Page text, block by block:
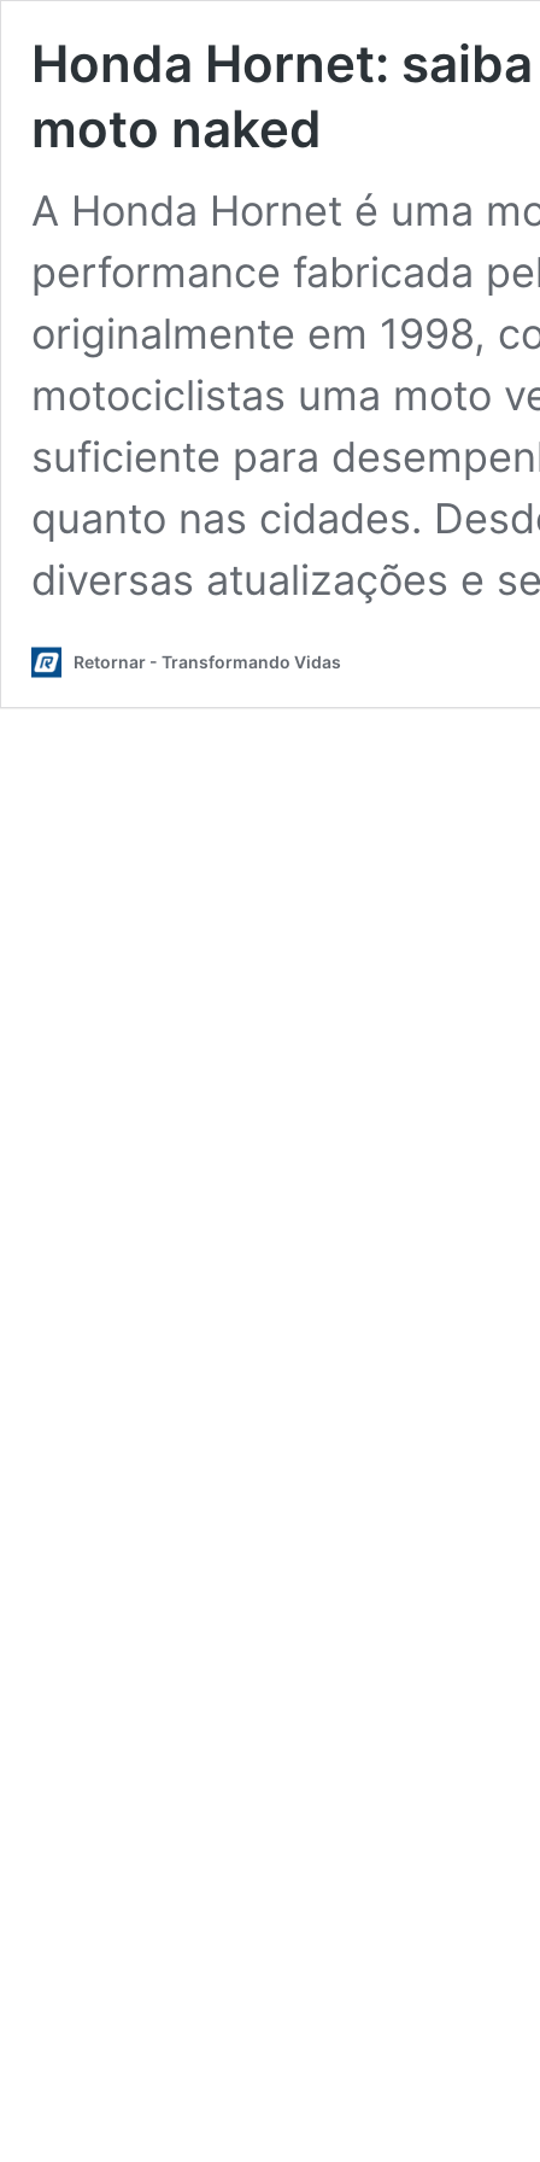
Honda Hornet:
moto naked
A Honda Hornet é uma
performance fabricada
originalmente em 1998,
motociclistas uma moto
suficiente para
quanto nas cidades.
diversas atualizações e
Retornar - Transformando Vidas